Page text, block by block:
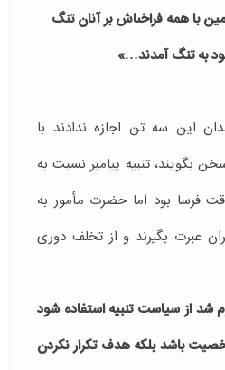
با همه فراخى‏اش بر آنان تنگ
به تنگ آمدند…»
این سه تن اجازه ندادند با
تنبیه پیامبر نسبت به
فرسا بود اما حضرت مأمور به
عبرت بگیرند و از تخلف دوری
شد از سیاست تنبیه استفاده شود
باشد بلکه هدف تکرار نکردن